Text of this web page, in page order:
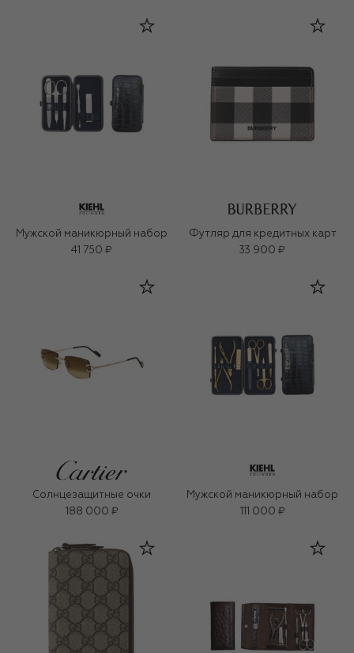
Мужской маникюрный набор
41 750 ₽
Футляр для кредитных карт
33 900 ₽
Солнцезащитные очки
188 000 ₽
Мужской маникюрный набор
111 000 ₽